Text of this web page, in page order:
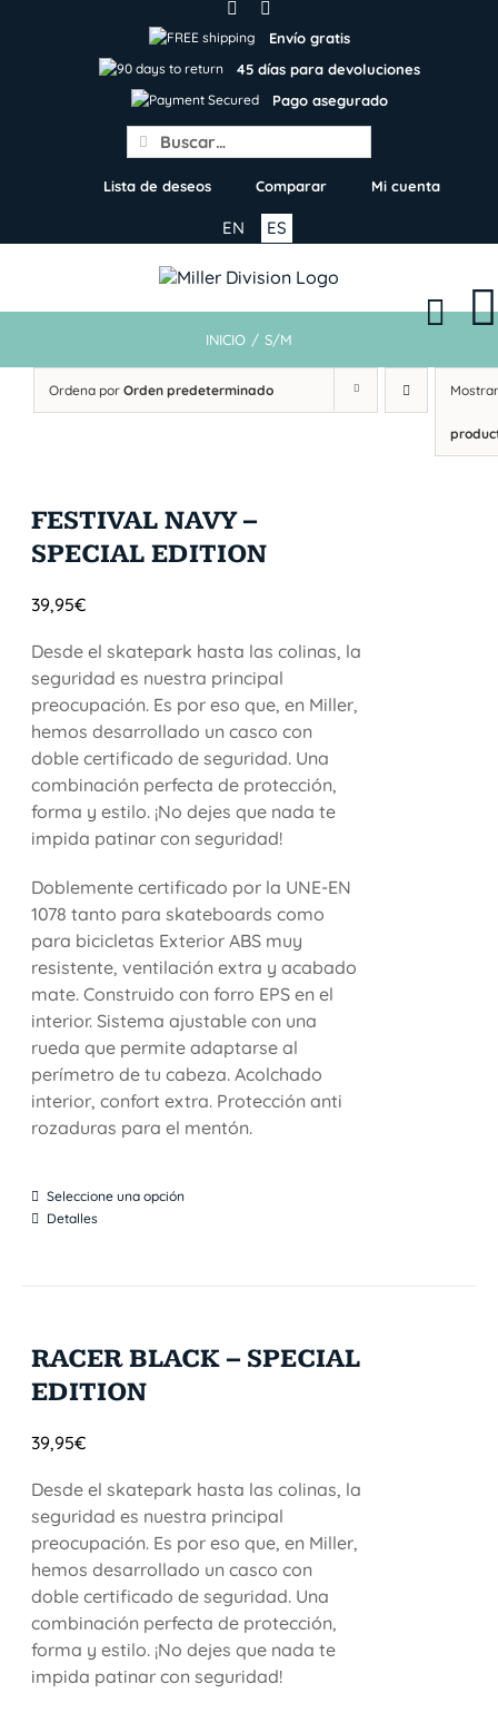
Envío gratis
45 días para devoluciones
Pago asegurado
Search
for:
Lista de deseos Comparar Mi cuenta
ES
EN
INICIO / S/M
Ordena por Orden predeterminado
FESTIVAL NAVY –
SPECIAL EDITION
39,95€
Desde el skatepark hasta las colinas, la
seguridad es nuestra principal
preocupación. Es por eso que, en Miller,
hemos desarrollado un casco con
doble certificado de seguridad. Una
combinación perfecta de protección,
forma y estilo. ¡No dejes que nada te
impida patinar con seguridad!
Doblemente certificado por la UNE-EN
1078 tanto para skateboards como
para bicicletas Exterior ABS muy
resistente, ventilación extra y acabado
mate. Construido con forro EPS en el
interior. Sistema ajustable con una
rueda que permite adaptarse al
perímetro de tu cabeza. Acolchado
interior, confort extra. Protección anti
rozaduras para el mentón.
Seleccione una opción
Detalles
RACER BLACK – SPECIAL
EDITION
39,95€
Desde el skatepark hasta las colinas, la
seguridad es nuestra principal
preocupación. Es por eso que, en Miller,
hemos desarrollado un casco con
doble certificado de seguridad. Una
combinación perfecta de protección,
forma y estilo. ¡No dejes que nada te
impida patinar con seguridad!